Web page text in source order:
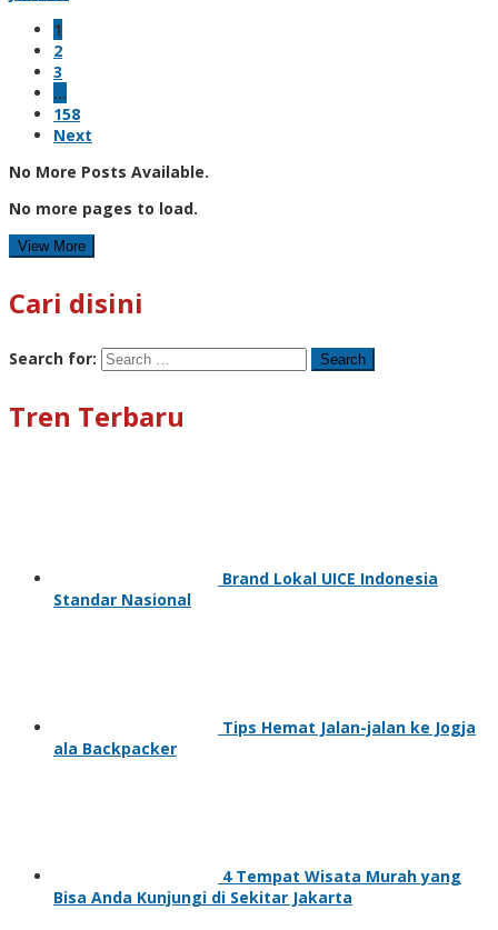
1
2
3
…
158
Next
No More Posts Available.
No more pages to load.
View More
Cari disini
Search for:
Tren Terbaru
Brand Lokal UICE Indonesia
Standar Nasional
Tips Hemat Jalan-jalan ke Jogja
ala Backpacker
4 Tempat Wisata Murah yang
Bisa Anda Kunjungi di Sekitar Jakarta